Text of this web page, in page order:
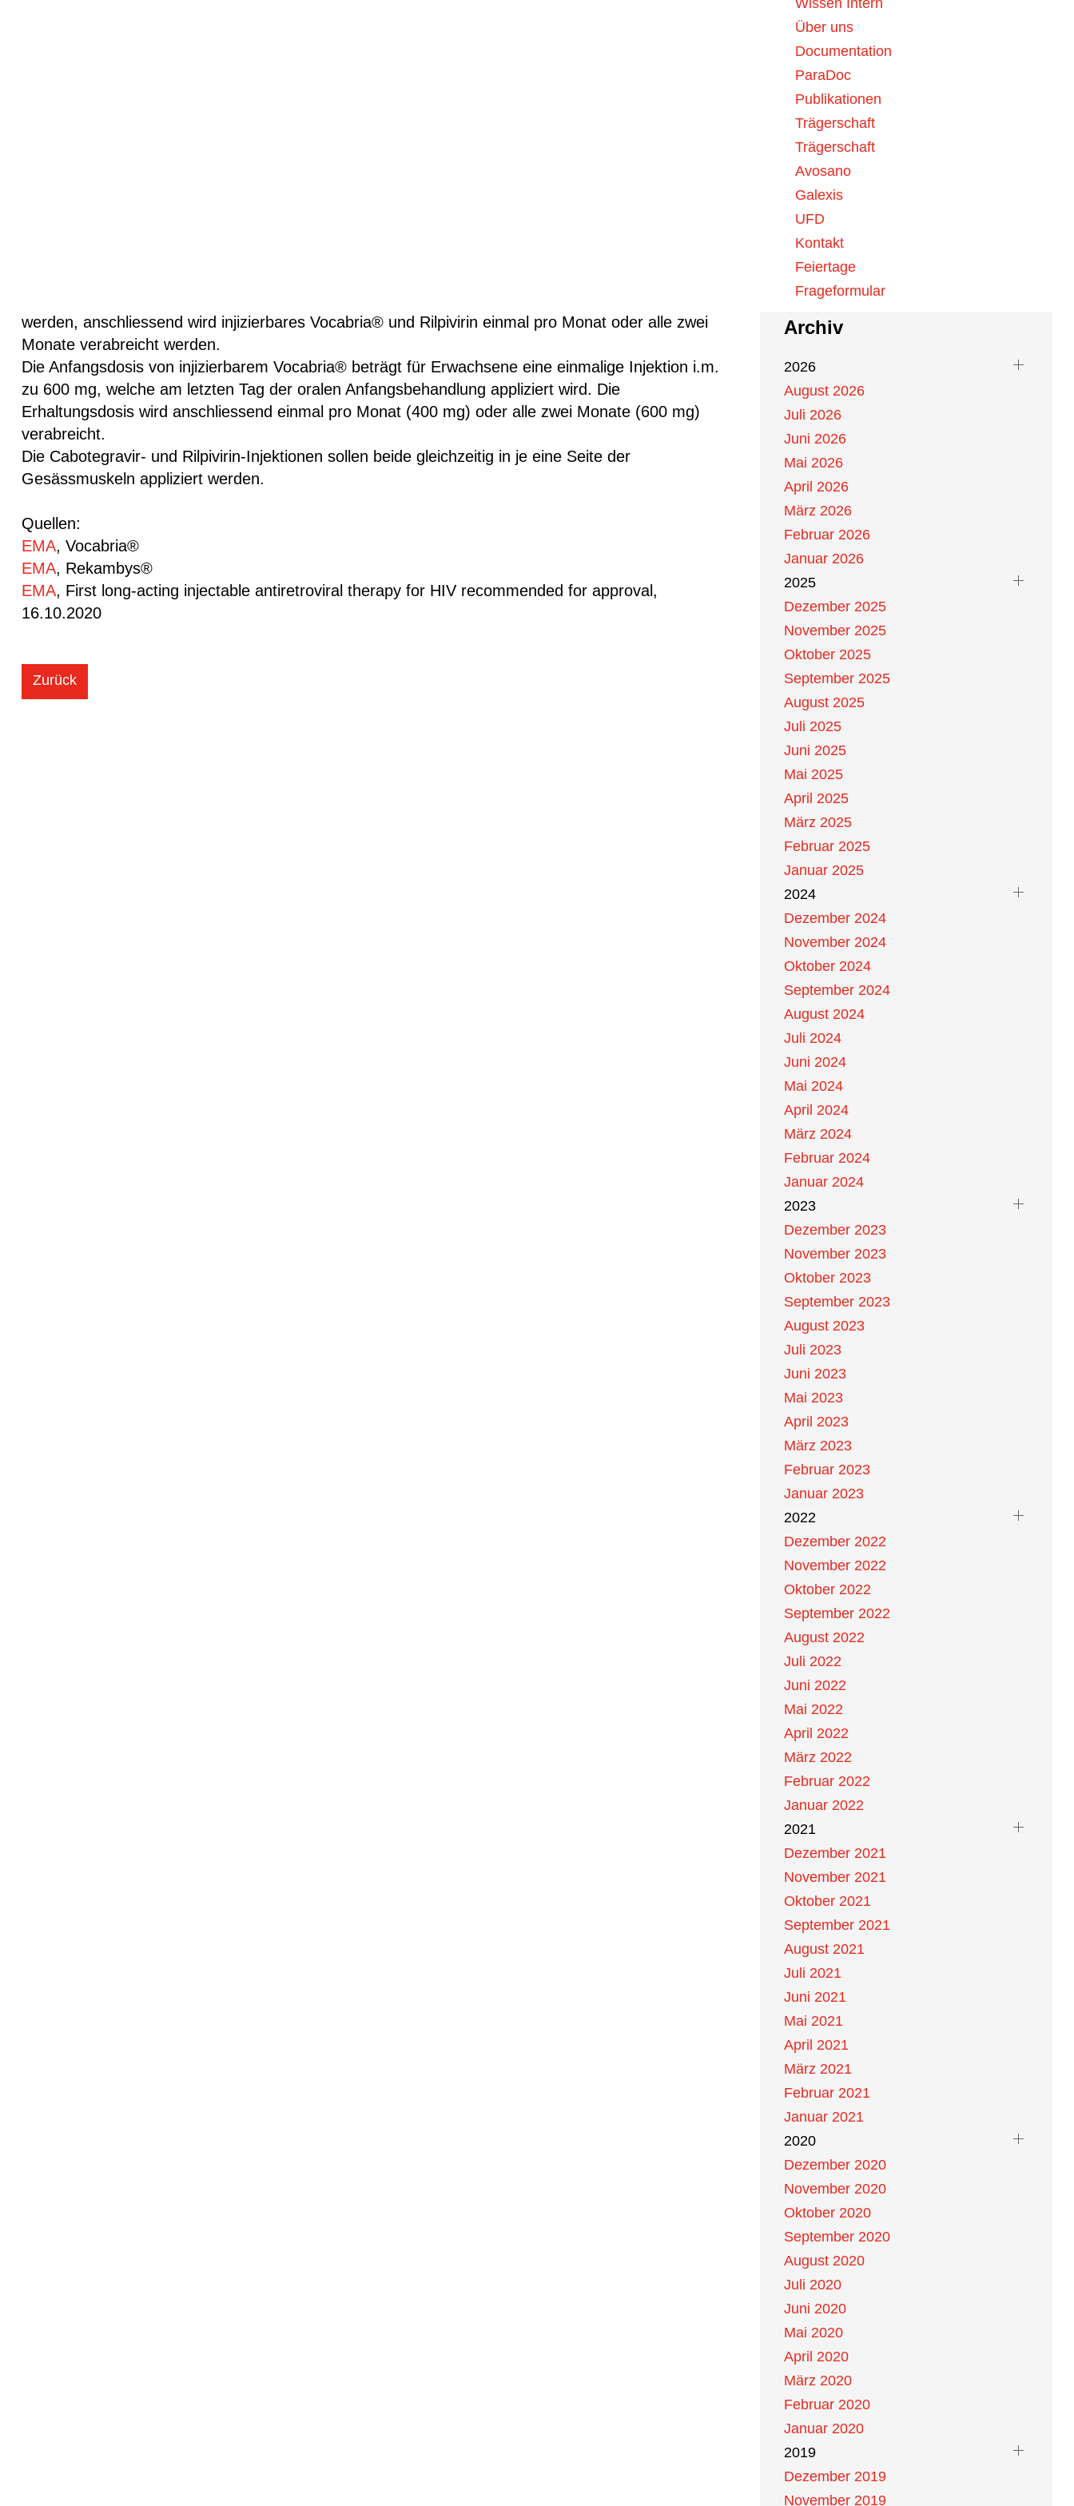
Wissen Intern
Über uns
Documentation
ParaDoc
Publikationen
Trägerschaft
Trägerschaft
Avosano
Galexis
UFD
Kontakt
Feiertage
Frageformular
werden, anschliessend wird injizierbares Vocabria® und Rilpivirin einmal pro Monat oder alle zwei
Monate verabreicht werden.
Die Anfangsdosis von injizierbarem Vocabria® beträgt für Erwachsene eine einmalige Injektion i.m.
zu 600 mg, welche am letzten Tag der oralen Anfangsbehandlung appliziert wird. Die
Erhaltungsdosis wird anschliessend einmal pro Monat (400 mg) oder alle zwei Monate (600 mg)
verabreicht.
Die Cabotegravir- und Rilpivirin-Injektionen sollen beide gleichzeitig in je eine Seite der
Gesässmuskeln appliziert werden.
Quellen:
EMA, Vocabria®
EMA, Rekambys®
EMA, First long-acting injectable antiretroviral therapy for HIV recommended for approval,
16.10.2020
Zurück
Viscum album Qu 200mg,
03. August 2026
Sonnenfinsternis vom 12.
August 2026
KidsHealthCH - Das Schweizer
Monitoring-…
Archiv
2026
August 2026
Juli 2026
Juni 2026
Mai 2026
April 2026
März 2026
Februar 2026
Januar 2026
2025
Dezember 2025
November 2025
Oktober 2025
September 2025
August 2025
Juli 2025
Juni 2025
Mai 2025
April 2025
März 2025
Februar 2025
Januar 2025
2024
Dezember 2024
November 2024
Oktober 2024
September 2024
August 2024
Juli 2024
Juni 2024
Mai 2024
April 2024
März 2024
Februar 2024
Januar 2024
2023
Dezember 2023
November 2023
Oktober 2023
September 2023
August 2023
Juli 2023
Juni 2023
Mai 2023
April 2023
März 2023
Februar 2023
Januar 2023
2022
Dezember 2022
November 2022
Oktober 2022
September 2022
August 2022
Juli 2022
Juni 2022
Mai 2022
April 2022
März 2022
Februar 2022
Januar 2022
2021
Dezember 2021
November 2021
Oktober 2021
September 2021
August 2021
Juli 2021
Juni 2021
Mai 2021
April 2021
März 2021
Februar 2021
Januar 2021
2020
Dezember 2020
November 2020
Oktober 2020
September 2020
August 2020
Juli 2020
Juni 2020
Mai 2020
April 2020
März 2020
Februar 2020
Januar 2020
2019
Dezember 2019
November 2019